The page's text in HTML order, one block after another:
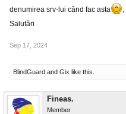
denumirea srv-lui când fac asta
Salutări
Sep 17, 2024
BlindGuard and Gix like this.
Fineas.
Member